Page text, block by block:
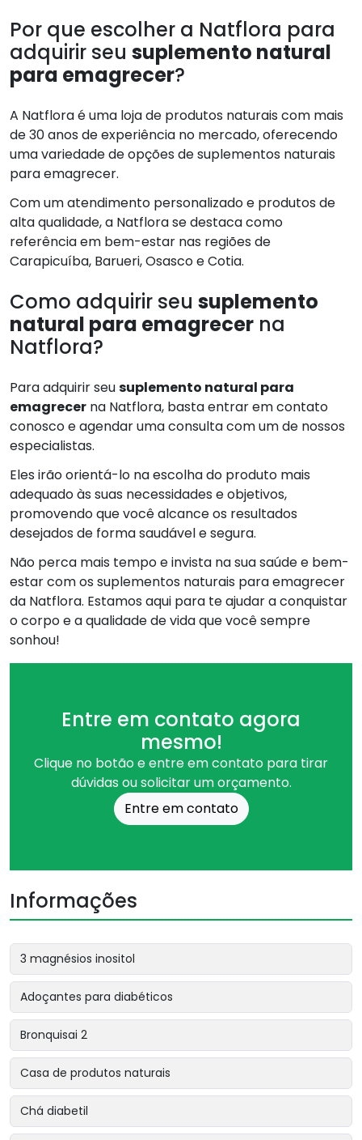
Por que escolher a Natflora para
adquirir seu suplemento natural
para emagrecer?
A Natflora é uma loja de produtos naturais com mais
de 30 anos de experiência no mercado, oferecendo
uma variedade de opções de suplementos naturais
para emagrecer.
Com um atendimento personalizado e produtos de
alta qualidade, a Natflora se destaca como
referência em bem-estar nas regiões de
Carapicuíba, Barueri, Osasco e Cotia.
Como adquirir seu suplemento
natural para emagrecer na
Natflora?
Para adquirir seusuplemento natural para
emagrecer na Natflora, basta entrar em contato
conosco e agendar uma consulta com um de nossos
especialistas.
Eles irão orientá-lo na escolha do produto mais
adequado às suas necessidades e objetivos,
promovendo que você alcance os resultados
desejados de forma saudável e segura.
Não perca mais tempo e invista na sua saúde e bem-
estar com os suplementos naturais para emagrecer
da Natflora. Estamos aqui para te ajudar a conquistar
o corpo e a qualidade de vida que você sempre
sonhou!
Entre em contato agora
mesmo!
Clique no botão e entre em contato para tirar
dúvidas ou solicitar um orçamento.
Entre em contato
Informações
3 magnésios inositol
Adoçantes para diabéticos
Bronquisai 2
Casa de produtos naturais
Chá diabetil